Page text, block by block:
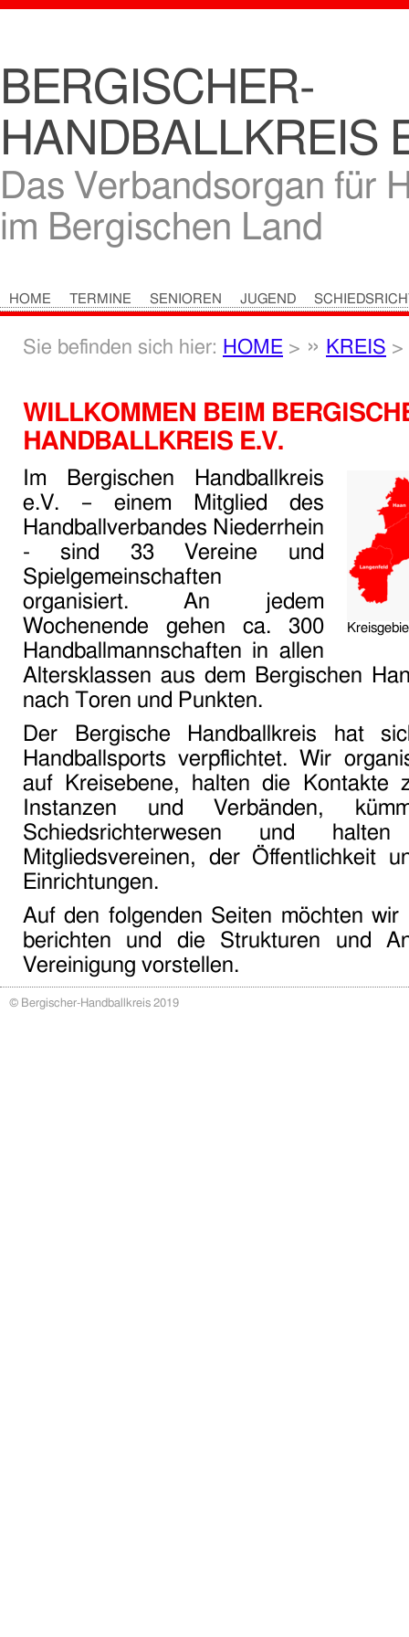
BERGISCHER-
HANDBALLKREIS
Das Verbandsorgan für
im Bergischen Land
HOME TERMINE SENIOREN JUGEND
HOME > KREIS >
WILLKOMMEN BEIM
HANDBALLKREIS E.V.
Im Bergischen Handballkreis
e.V. – einem Mitglied des
Handballverbandes Niederrhein
- sind 33 Vereine und
Spielgemeinschaften
organisiert. An jedem
Wochenende gehen ca. 300
Handballmannschaften in allen
Altersklassen aus dem Bergischen
nach Toren und Punkten.
Der Bergische Handballkreis hat
Handballsports verpflichtet. Wir
auf Kreisebene, halten die Kontakte
Instanzen und Verbänden,
Schiedsrichterwesen und
Mitgliedsvereinen, der Öffentlichkeit
Einrichtungen.
Auf den folgenden Seiten möchten
berichten und die Strukturen und
Vereinigung vorstellen.
© Bergischer-Handballkreis 2019